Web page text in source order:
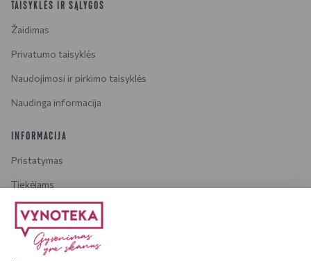
TAISYKLĖS IR SĄLYGOS
Žaidimas
Privatumo taisyklės
Naudojimosi ir pirkimo taisyklės
Naudinga informacija
INFORMACIJA
Pristatymas
Tiekėjams
Karjera
Dažniausiai užduodami klausimai